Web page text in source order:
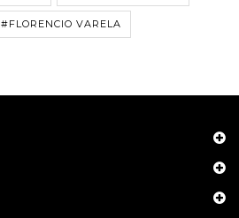
#FLORENCIO VARELA